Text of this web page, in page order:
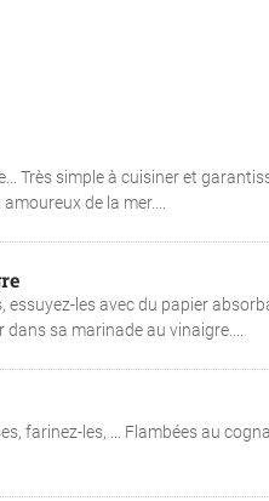
Très simple à cuisiner et
de la mer....
essuyez-les avec du papier
sa marinade au vinaigre....
farinez-les, ... Flambées au